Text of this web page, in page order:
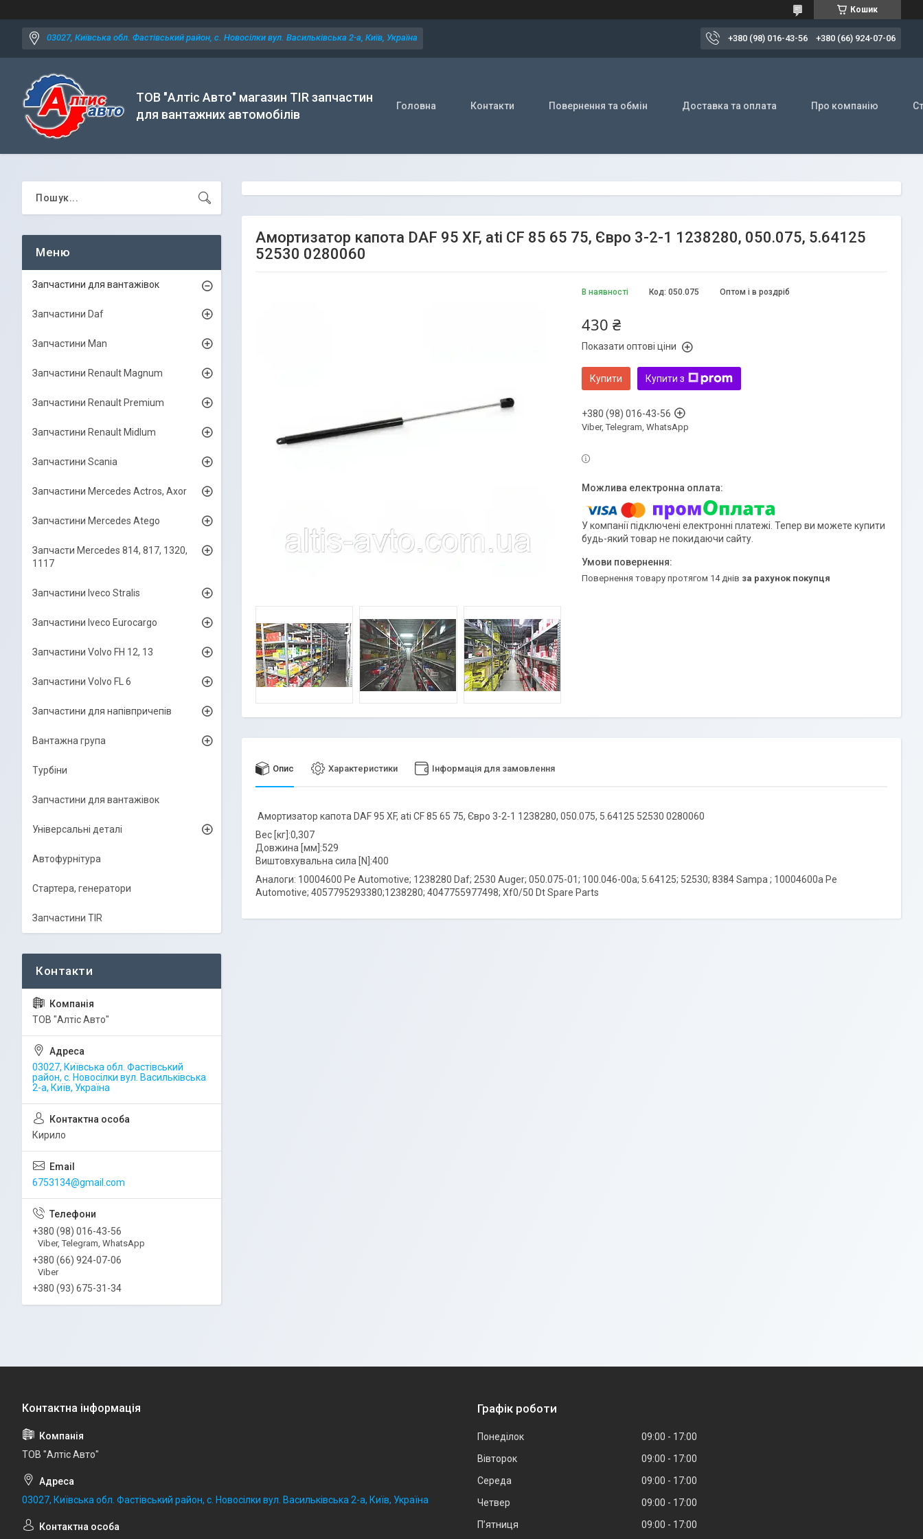
Кошик
03027, Київська обл. Фастівський район, с. Новосілки вул. Васильківська 2-а, Київ, Україна +380 (98) 016-43-56 +380 (66) 924-07-06
ТОВ "Алтіс Авто" магазин TIR запчастин
для вантажних автомобілів
Головна Контакти Повернення та обмін Доставка та оплата Про компанію
Амортизатор капота DAF 95 XF, ati CF 85 65 75, Євро 3-2-1 1238280, 050.075, 5.64125
52530 0280060
В наявності Оптом і в роздріб
Код: 050.075
430 ₴
Показати оптові ціни
Купити Купити з
+380 (98) 016-43-56
Viber, Telegram, WhatsApp
У компанії підключені електронні платежі. Тепер ви можете купити
будь-який товар не покидаючи сайту.
повернення товару протягом 14 днів за рахунок покупця
Опис Характеристики Інформація для замовлення
Амортизатор капота DAF 95 XF, ati CF 85 65 75, Євро 3-2-1 1238280, 050.075, 5.64125 52530 0280060
Вес [кг]:0,307
Довжина [мм]:529
Виштовхувальна сила [N]:400
Аналоги: 10004600 Pe Automotive; 1238280 Daf; 2530 Auger; 050.075-01; 100.046-00a; 5.64125; 52530; 8384 Sampa ; 10004600a Pe
Automotive; 4057795293380;1238280; 4047755977498; Xf0/50 Dt Spare Parts
Запчастини для вантажівок
Запчастини Daf
Запчастини Man
Запчастини Renault Magnum
Запчастини Renault Premium
Запчастини Renault Midlum
Запчастини Scania
Запчастини Mercedes Actros, Axor
Запчастини Mercedes Atego
Запчасти Mercedes 814, 817, 1320,
1117
Запчастини Iveco Stralis
Запчастини Iveco Eurocargo
Запчастини Volvo FH 12, 13
Запчастини Volvo FL 6
Запчастини для напівпричепів
Вантажна група
Турбіни
Запчастини для вантажівок
Універсальні деталі
Автофурнітура
Стартера, генератори
Запчастини TIR
ТОВ "Алтіс Авто"
03027, Київська обл. Фастівський
район, с. Новосілки вул. Васильківська
2-а, Київ, Україна
Кирило
6753134@gmail.com
+380 (98) 016-43-56
Viber, Telegram, WhatsApp
+380 (66) 924-07-06
Viber
+380 (93) 675-31-34
ТОВ "Алтіс Авто"
03027, Київська обл. Фастівський район, с. Новосілки вул. Васильківська 2-а, Київ, Україна
Графік роботи
Понеділок 09:00
17:00
Вівторок
09:00
17:00
Середа
09:00
17:00
Четвер
09:00
17:00
Пʼятниця
09:00 17:00